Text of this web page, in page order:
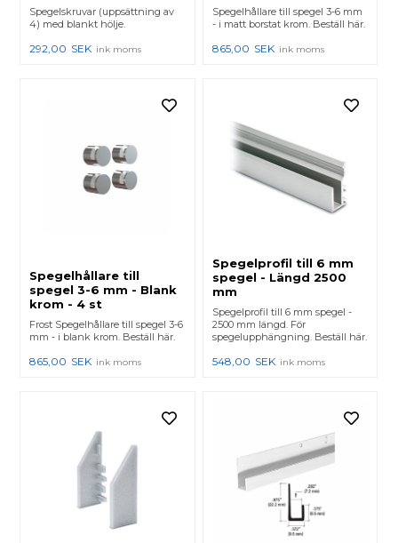
Spegelskruvar (uppsättning av
4) med blankt hölje.
292,00 SEK ink moms
Spegelhållare till spegel 3-6 mm
- i matt borstat krom. Beställ här.
865,00 SEK ink moms
Spegelhållare till
spegel 3-6 mm - Blank
krom - 4 st
Frost Spegelhållare till spegel 3-6
mm - i blank krom. Beställ här.
865,00 SEK ink moms
Spegelprofil till 6 mm
spegel - Längd 2500
mm
Spegelprofil till 6 mm spegel -
2500 mm längd. För
spegelupphängning. Beställ här.
548,00 SEK ink moms